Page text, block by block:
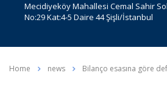
Mecidiyeköy Mahallesi Cemal Sahir
No:29 Kat:4-5 Daire 44 Şişli/İstanbul
Home news Bilanço esasına göre